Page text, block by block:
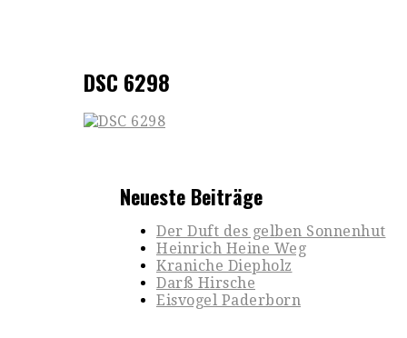
DSC 6298
Neueste Beiträge
Der Duft des gelben Sonnenhut
Heinrich Heine Weg
Kraniche Diepholz
Darß Hirsche
Eisvogel Paderborn